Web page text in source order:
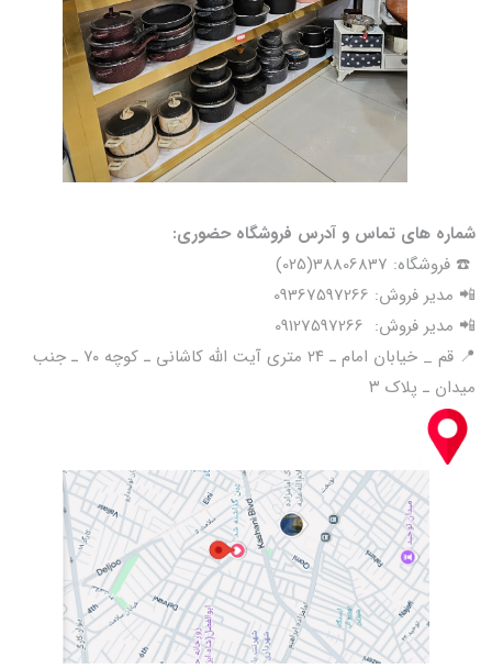
شماره های تماس و آدرس فروشگاه حضوری:
☎️ فروشگاه: 38806837(025)
📲 مدیر فروش: 09367597266
📲 مدیر فروش: 09127597266
📍 قم _ خیابان امام ـ ۲۴ متری آیت الله کاشانی ـ کوچه ۷۰ ـ جنب
میدان ـ پلاک ۳